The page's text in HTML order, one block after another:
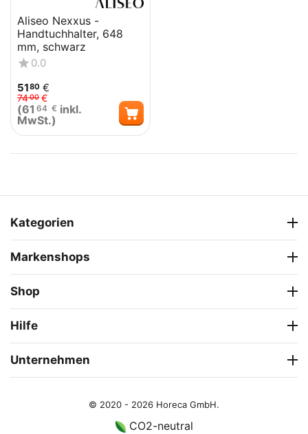
Aliseo Nexxus -
Handtuchhalter, 648
mm, schwarz
0.0
5180 €
7400 €
(61 64 € inkl.
MwSt.)
Kategorien
Markenshops
Shop
Hilfe
Unternehmen
© 2020 - 2026 Horeca GmbH.
CO2-neutral